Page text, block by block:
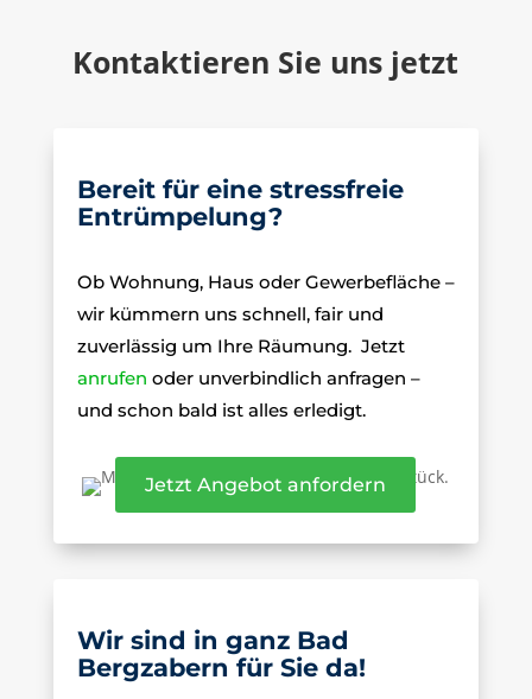
Kontaktieren Sie uns jetzt
Bereit für eine stressfreie
Entrümpelung?
Ob Wohnung, Haus oder Gewerbefläche –
wir kümmern uns schnell, fair und
zuverlässig um Ihre Räumung. Jetzt
anrufen oder unverbindlich anfragen –
und schon bald ist alles erledigt.
Jetzt Angebot anfordern
Wir sind in ganz Bad
Bergzabern für Sie da!